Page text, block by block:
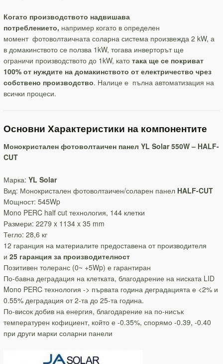
Когато производството надвишава
потреблението, например когато в определен
момент фотоволтаичната соларна система произвежда 2 kW, а
в домакинството се ползва 1kW, тогава инверторът ще
ограничи производството до 1kW, катотака ще се покриват
100% от нуждите на домакинството от електричество чрез
собствено производство. Налице е пълна автоматизация на
всички процеси.
Основни Характеристики на компонентите
Монокристален фотоволтаичен панел YL Solar 550W – HALF-
CUT
Марка: YL Solar
Вид: Монокристален фотоволтаичен/соларен панел HALF-CUT
Мoщност: 545Wp
Mono PERC half cut технология, 144 клетки
Размери: 2279 x 1134 x 35 mm
Тегло: 28,6 кг
12 гаранция на материалите предоставена от производителя
и25 гаранция за производителност
Позитивен толеранс (0~ +5Wp) е гарантиран
По-бавна деградация на клетката, благодарение на ниската LID
Mono PERC технология -> първата година деградацията е <2% и
0.55% деградация от 2-та до 25-та година.
По-висок добив на енергия, благодарение на по-нисък
температурен кофициент, който е -0.35%, спорямо -0.39, -0.40
при други марки соларни панели